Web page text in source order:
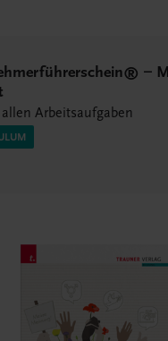
–
Arbeitsaufgaben